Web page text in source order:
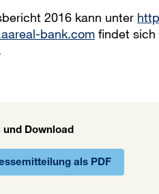
2016 kann unter
bank.com findet sich
und Download
als PDF